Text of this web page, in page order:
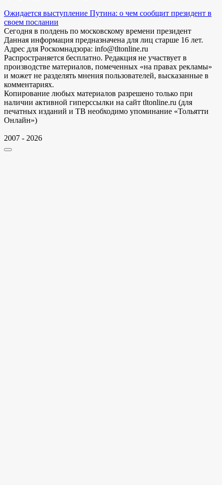
Ожидается выступление Путина: о чем сообщит президент в
своем послании
Сегодня в полдень по московскому времени президент
Данная информация предназначена для лиц старше 16 лет.
Адрес для Роскомнадзора: info@tltonline.ru
Распространяется бесплатно. Редакция не участвует в
производстве материалов, помеченных «на правах рекламы»
и может не разделять мнения пользователей, высказанные в
комментариях.
Копирование любых материалов разрешено только при
наличии активной гиперссылки на сайт tltonline.ru (для
печатных изданий и ТВ необходимо упоминание «Тольятти
Онлайн»)
2007 - 2026